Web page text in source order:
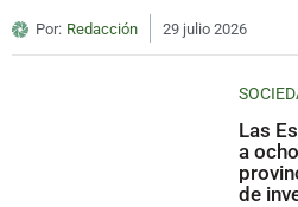
Por: Redacción 29 julio 2026
Las
a
de